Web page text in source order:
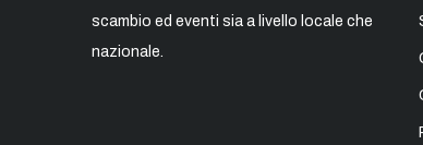
scambio ed eventi sia a livello locale che
nazionale.